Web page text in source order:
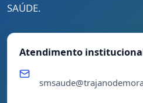
SAÚDE.
Atendimento